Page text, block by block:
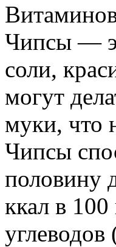
Чипсы —
соли,
могут
муки, что
Чипсы
половину
ккал в